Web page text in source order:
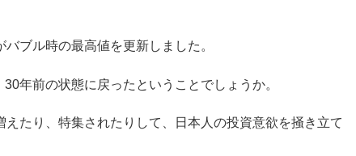
ブル時の最高値を更新しました。
年前の状態に戻ったということでしょうか。
たり、特集されたりして、日本人の投資意欲を掻き立て